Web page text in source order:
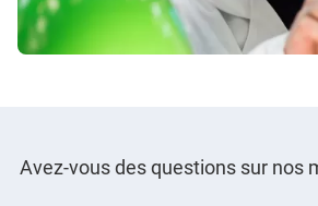
Avez-vous des questions sur nos